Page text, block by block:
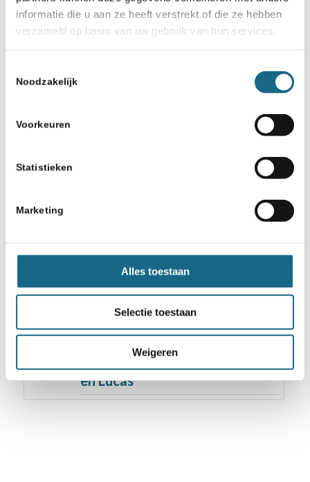
informatie die u aan ze heeft verstrekt of die ze hebben
verzameld op basis van uw gebruik van hun services.
Noodzakelijk
Voorkeuren
Statistieken
Marketing
Alles toestaan
Selectie toestaan
Weigeren
Misschien ook iets voor u
Spannend slot van kwalificatie
Laatste vrijplaatsen toegekend
4 december 2018
Waagtoren A1 wint verrassend
(alsnog) de Promotieklasse A
26 oktober 2021
FIDE Grand Swiss met Jorden
en Lucas